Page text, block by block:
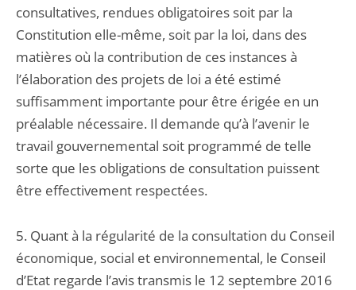
consultatives, rendues obligatoires soit par la
Constitution elle-même, soit par la loi, dans des
matières où la contribution de ces instances à
l’élaboration des projets de loi a été estimé
suffisamment importante pour être érigée en un
préalable nécessaire. Il demande qu’à l’avenir le
travail gouvernemental soit programmé de telle
sorte que les obligations de consultation puissent
être effectivement respectées.
5. Quant à la régularité de la consultation du Conseil
économique, social et environnemental, le Conseil
d’Etat regarde l’avis transmis le 12 septembre 2016